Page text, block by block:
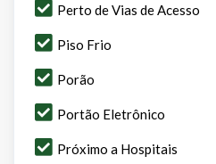
Perto de Vias de Acesso
Piso Frio
Porão
Portão Eletrônico
Próximo a Hospitais